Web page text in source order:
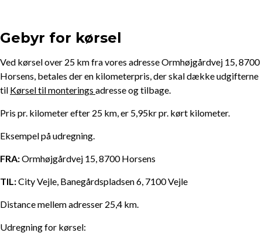
Gebyr for kørsel
Ved kørsel over 25 km fra vores adresse Ormhøjgårdvej 15, 8700
Horsens, betales der en kilometerpris, der skal dække udgifterne
til Kørsel til monterings adresse og tilbage.
Pris pr. kilometer efter 25 km, er 5,95kr pr. kørt kilometer.
Eksempel på udregning.
FRA:Ormhøjgårdvej 15, 8700 Horsens
TIL:City Vejle, Banegårdspladsen 6, 7100 Vejle
Distance mellem adresser 25,4 km.
Udregning for kørsel: